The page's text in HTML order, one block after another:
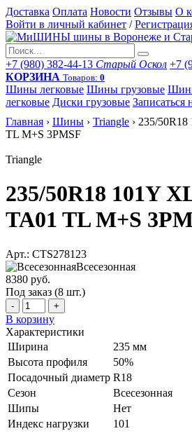
Доставка Оплата Новости Отзывы О
Войти в личный кабинет /
+7 (980) 382-44-13 Старый Оскол +7
КОРЗИНА Товаров: 0
Шины легковые Шины грузовые
легковые Диски грузовые
Главная › Шины › Triangle › 235/50R18
TL M+S 3PMSF
Triangle
235/50R18 101Y
TA01 TL M+S
Арт.: CTS278123
Всесезонная
8380 руб.
Под заказ (8 шт.)
- +
В корзину
Характеристики
Ширина
235 мм
Высота профиля
50%
Посадочный диаметр R18
Сезон
Всесезонная
Шипы
Нет
Индекс нагрузки
101